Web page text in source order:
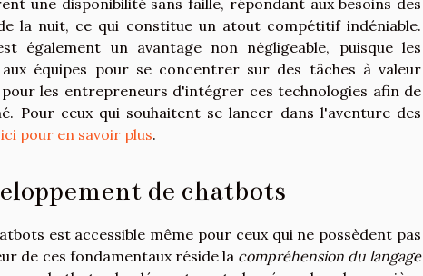
une disponibilité sans faille, répondant aux besoins des
la nuit, ce qui constitue un atout compétitif indéniable.
également un avantage non négligeable, puisque les
équipes pour se concentrer sur des tâches à valeur
les entrepreneurs d'intégrer ces technologies afin de
Pour ceux qui souhaitent se lancer dans l'aventure des
pour en savoir plus.
de chatbots
est accessible même pour ceux qui ne possèdent pas
de ces fondamentaux réside la compréhension du langage